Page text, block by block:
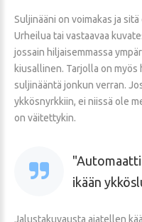
Suljinääni on voimakas ja
Urheilua tai vastaavaa
jossain hiljaisemmassa
kiusallinen. Tarjolla on
suljinääntä jonkun verran.
ykkösnyrkkiin, ei niissä ole
on väitettykin.
ikään
Jalustakuvausta ajatellen